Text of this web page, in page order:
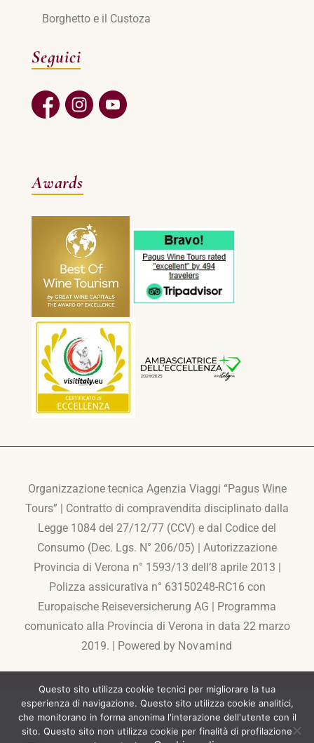
Borghetto e il Custoza
Seguici
Awards
Organizzazione tecnica Agenzia Viaggi “Pagus Wine
Tours” | Contratto di compravendita disciplinato dalla
Legge 1084 del 27/12/77 (CCV) e dal Codice del
Consumo (Dec. Lgs. N° 206/05) | Autorizzazione
Provincia di Verona n° 1593/13 dell’8 aprile 2013 |
Polizza assicurativa n° 63150248-RC16 con
Europaische Reiseversicherung AG | Programma
comunicato alla Provincia di Verona in data 22 marzo
2019. | Powered by Novamind
Questo sito utilizza cookie tecnici per migliorare la tua
esperienza di navigazione. Questo sito utilizza cookie analitici,
che monitorano in forma anonima l'interazione dell'utente con il
sito. Questo sito non utilizza cookie per finalità di profilazione